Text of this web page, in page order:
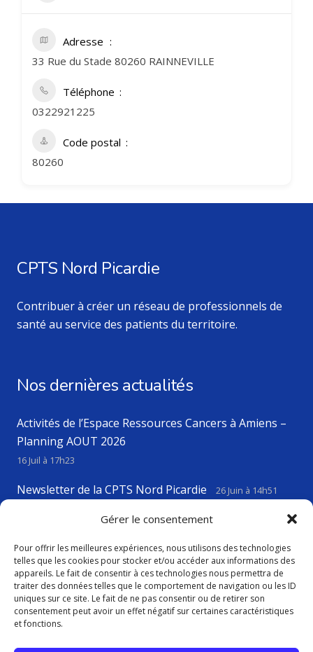
Gérer le consentement
Pour offrir les meilleures expériences, nous utilisons des technologies
telles que les cookies pour stocker et/ou accéder aux informations des
appareils. Le fait de consentir à ces technologies nous permettra de
traiter des données telles que le comportement de navigation ou les ID
uniques sur ce site. Le fait de ne pas consentir ou de retirer son
consentement peut avoir un effet négatif sur certaines caractéristiques
et fonctions.
Adresse
33 Rue du Stade 80260 RAINNEVILLE
Téléphone
0322921225
Code postal
80260
CPTS Nord Picardie
Contribuer à créer un réseau de professionnels de
santé au service des patients du territoire.
Nos dernières actualités
Activités de l’Espace Ressources Cancers à Amiens –
Planning AOUT 2026
16 Juil à 17h23
Newsletter de la CPTS Nord Picardie 26 Juin à 14h51
VIGILANCE CANICULE 23 Juin à 17h43
Contact
contact@cptsnordpicardie.fr
619, rue St Vaast, 80260 Flesselles